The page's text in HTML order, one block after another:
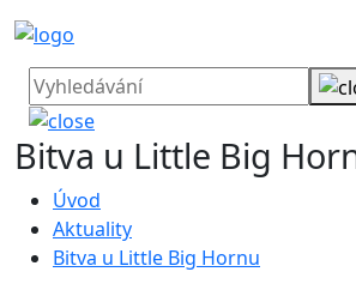
Bitva u Little Big
Úvod
Aktuality
Bitva u Little Big Hornu